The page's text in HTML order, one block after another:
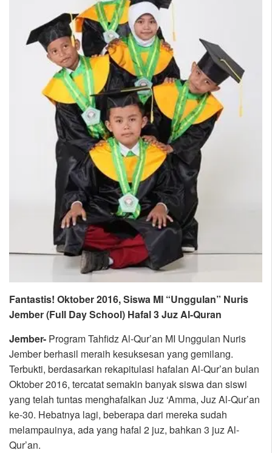
Fantastis! Oktober 2016, Siswa MI “Unggulan” Nuris
Jember (Full Day School) Hafal 3 Juz Al-Quran
Jember- Program Tahfidz Al-Qur’an MI Unggulan Nuris
Jember berhasil meraih kesuksesan yang gemilang.
Terbukti, berdasarkan rekapitulasi hafalan Al-Qur’an bulan
Oktober 2016, tercatat semakin banyak siswa dan siswi
yang telah tuntas menghafalkan Juz ‘Amma, Juz Al-Qur’an
ke-30. Hebatnya lagi, beberapa dari mereka sudah
melampauinya, ada yang hafal 2 juz, bahkan 3 juz Al-
Qur’an.